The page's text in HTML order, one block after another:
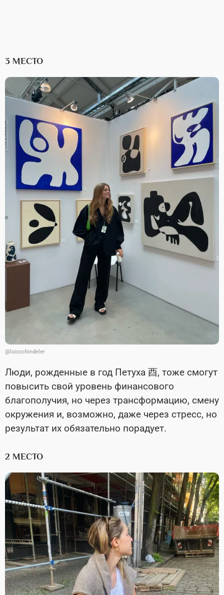
3 МЕСТО
@loisschindeler
Люди, рожденные в год Петуха 酉, тоже смогут
повысить свой уровень финансового
благополучия, но через трансформацию, смену
окружения и, возможно, даже через стресс, но
результат их обязательно порадует.
2 МЕСТО